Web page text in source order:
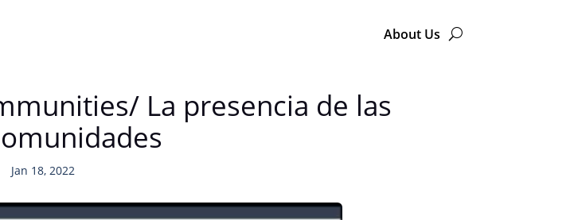
About Us
La presencia de las
Jan 18, 2022